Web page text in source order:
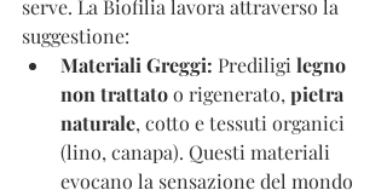
serve. La Biofilia lavora attraverso la
suggestione:
Materiali Greggi: Prediligi legno
non trattato o rigenerato, pietra
naturale, cotto e tessuti organici
(lino, canapa). Questi materiali
evocano la sensazione del mondo